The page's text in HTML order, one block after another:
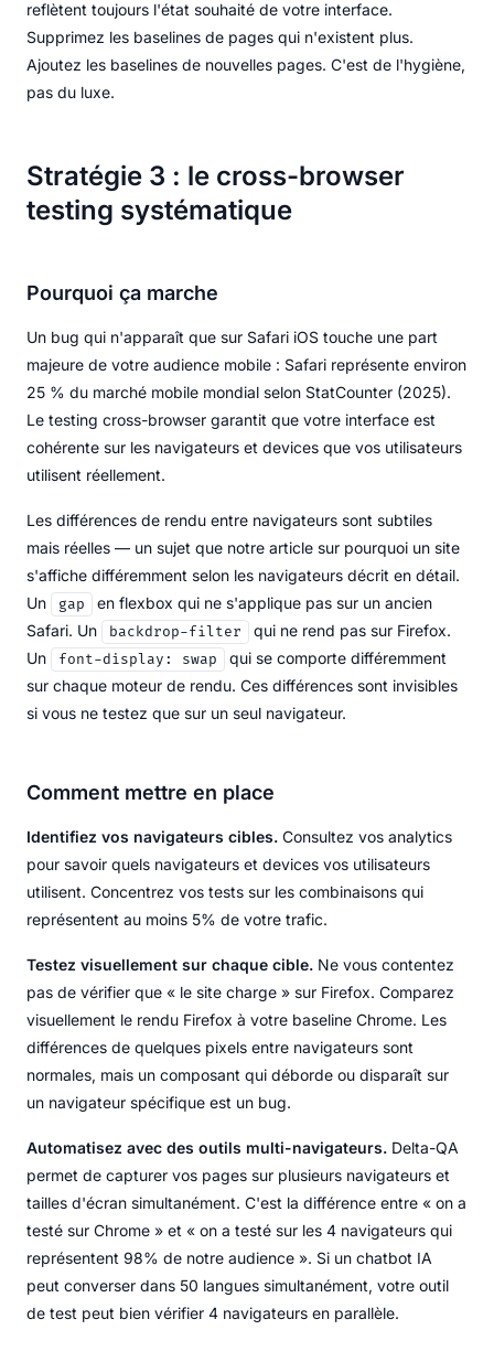
reflètent toujours l'état souhaité de votre interface.
Supprimez les baselines de pages qui n'existent plus.
Ajoutez les baselines de nouvelles pages. C'est de l'hygiène,
pas du luxe.
Stratégie 3 : le cross-browser
testing systématique
Pourquoi ça marche
Un bug qui n'apparaît que sur Safari iOS touche une part
majeure de votre audience mobile : Safari représente environ
25 % du marché mobile mondial selon StatCounter (2025).
Le testing cross-browser garantit que votre interface est
cohérente sur les navigateurs et devices que vos utilisateurs
utilisent réellement.
Les différences de rendu entre navigateurs sont subtiles
mais réelles — un sujet que notre article sur pourquoi un site
s'affiche différemment selon les navigateurs décrit en détail.
Un
gap
en flexbox qui ne s'applique pas sur un ancien
Safari. Un
backdrop-filter
qui ne rend pas sur Firefox.
Un
font-display: swap
qui se comporte différemment
sur chaque moteur de rendu. Ces différences sont invisibles
si vous ne testez que sur un seul navigateur.
Comment mettre en place
Identifiez vos navigateurs cibles. Consultez vos analytics
pour savoir quels navigateurs et devices vos utilisateurs
utilisent. Concentrez vos tests sur les combinaisons qui
représentent au moins 5% de votre trafic.
Testez visuellement sur chaque cible. Ne vous contentez
pas de vérifier que « le site charge » sur Firefox. Comparez
visuellement le rendu Firefox à votre baseline Chrome. Les
différences de quelques pixels entre navigateurs sont
normales, mais un composant qui déborde ou disparaît sur
un navigateur spécifique est un bug.
Automatisez avec des outils multi-navigateurs. Delta-QA
permet de capturer vos pages sur plusieurs navigateurs et
tailles d'écran simultanément. C'est la différence entre « on a
testé sur Chrome » et « on a testé sur les 4 navigateurs qui
représentent 98% de notre audience ». Si un chatbot IA
peut converser dans 50 langues simultanément, votre outil
de test peut bien vérifier 4 navigateurs en parallèle.